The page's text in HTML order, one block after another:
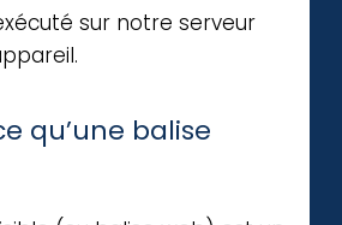
sur notre serveur
qu’une balise